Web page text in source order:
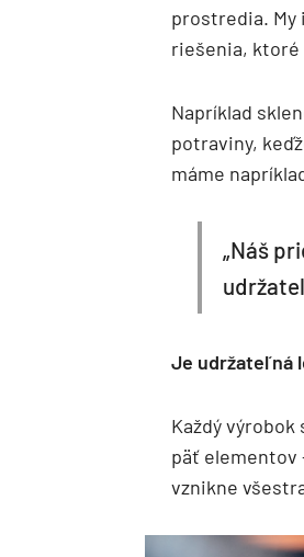
prostredia. My
riešenia, ktoré
Napríklad
potraviny,
máme
„Náš
Je udržateľná
Každý
päť elementov
vznikne